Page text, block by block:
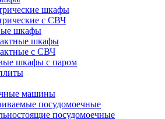
шкафы
с СВЧ
шкафы
шкафы
с СВЧ
шкафы с паром
машины
посудомоечные
посудомоечные